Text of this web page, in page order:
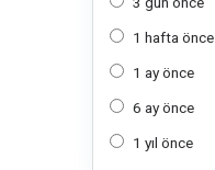
1 hafta önce
1 ay önce
6 ay önce
1 yıl önce